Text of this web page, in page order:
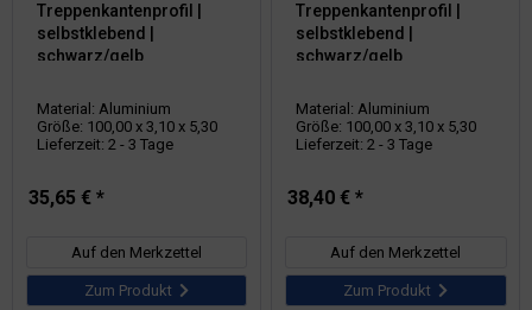
Treppenkantenprofil |
selbstklebend |
schwarz/gelb
Material: Aluminium
Größe: 100,00 x 3,10 x 5,30
Lieferzeit: 2 - 3 Tage
35,65 € *
Auf den Merkzettel
Zum Produkt
Treppenkantenprofil |
selbstklebend |
schwarz/gelb
Material: Aluminium
Größe: 100,00 x 3,10 x 5,30
Lieferzeit: 2 - 3 Tage
38,40 € *
Auf den Merkzettel
Zum Produkt